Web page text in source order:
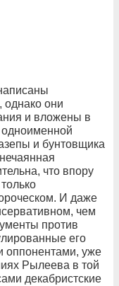
они
и вложены в
одноименной
и бунтовщика
что впору
И даже
чем
против
его
оппонентами, уже
Рылеева в той
декабристские